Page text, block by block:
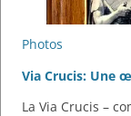
Photos
Via Crucis: Une
La Via Crucis –